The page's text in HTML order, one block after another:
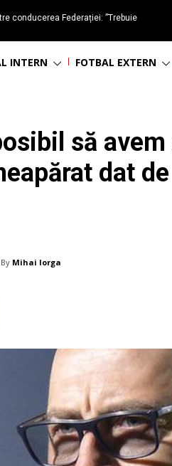
conducerea Federației: ”Trebuie
INTERN FOTBAL EXTERN
să
dat
By Mihai Iorga